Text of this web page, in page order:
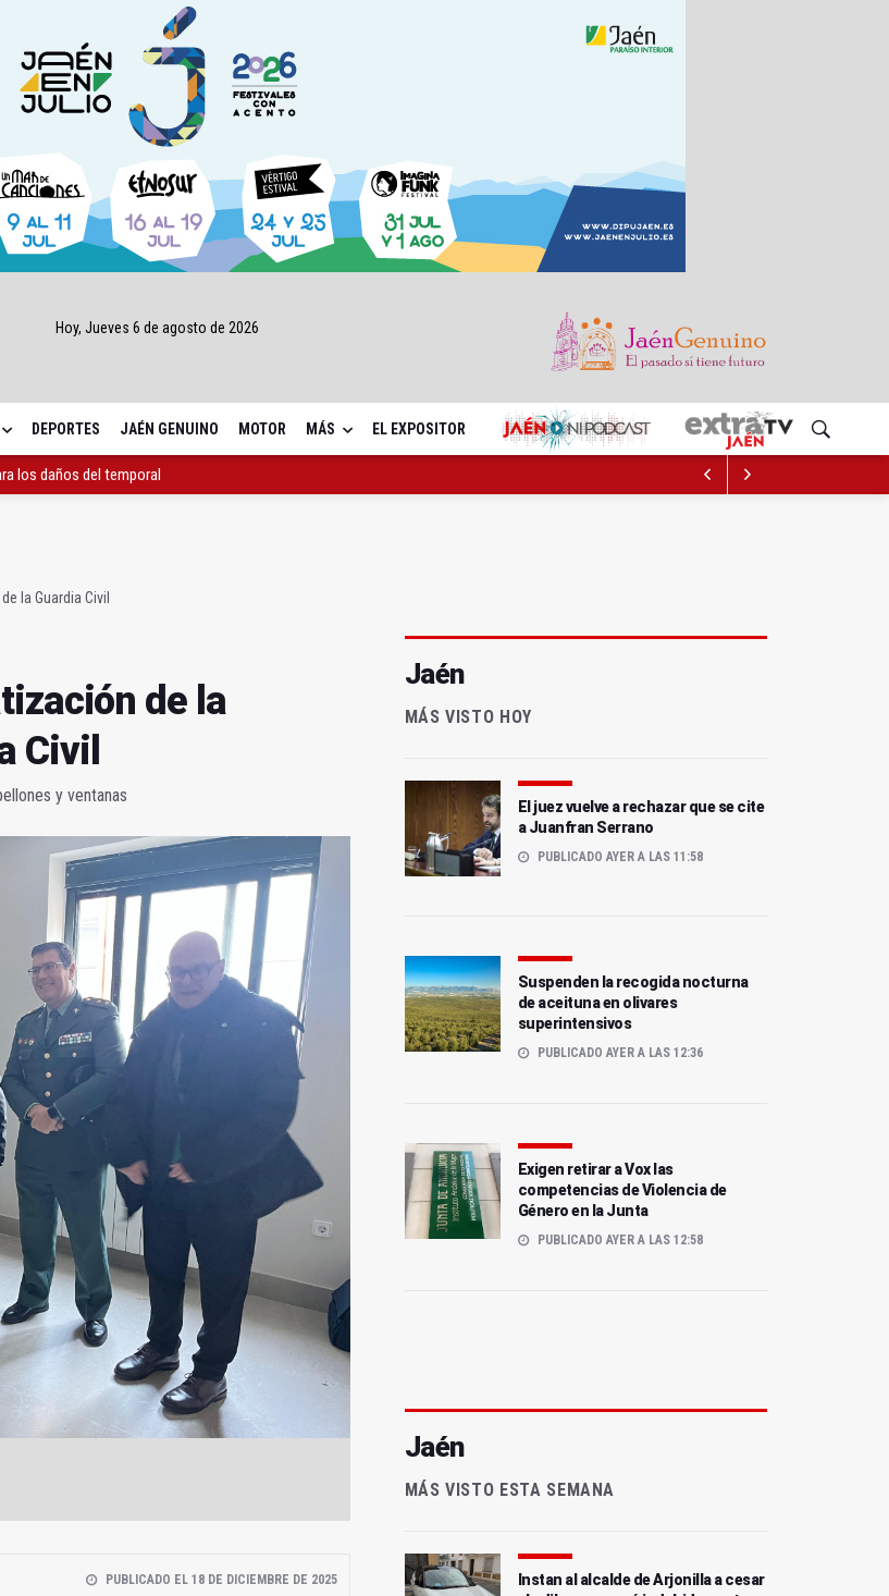
Hoy, Jueves 6 de agosto de 2026
DEPORTES JAÉN GENUINO MOTOR MÁS EL EXPOSITOR
de los datos de empleo
la Guardia Civil
de la
Civil
y ventanas
PUBLICADO EL 18 DE DICIEMBRE DE 2025
Jaén
MÁS VISTO HOY
El juez vuelve a rechazar que se cite
a Juanfran Serrano
PUBLICADO AYER A LAS 11:58
Suspenden la recogida nocturna
de aceituna en olivares
superintensivos
PUBLICADO AYER A LAS 12:36
Exigen retirar a Vox las
competencias de Violencia de
Género en la Junta
PUBLICADO AYER A LAS 12:58
Jaén
MÁS VISTO ESTA SEMANA
Instan al alcalde de Arjonilla a cesar